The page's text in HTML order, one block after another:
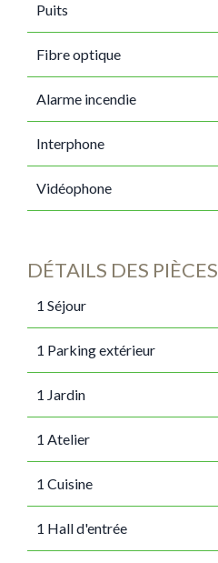
Puits
Fibre optique
Alarme incendie
Interphone
Vidéophone
DÉTAILS DES PIÈCES
1 Séjour
1 Parking extérieur
1 Jardin
1 Atelier
1 Cuisine
1 Hall d'entrée